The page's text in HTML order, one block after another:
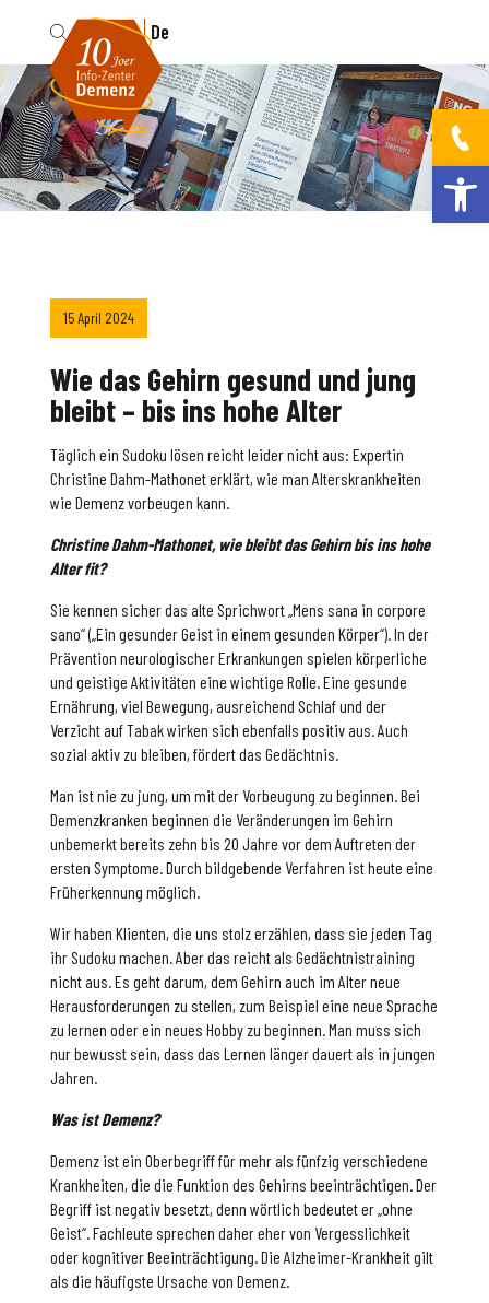
Fr De
15 April 2024
Wie das Gehirn gesund und jung
bleibt – bis ins hohe Alter
Täglich ein Sudoku lösen reicht leider nicht aus: Expertin
Christine Dahm-Mathonet erklärt, wie man Alterskrankheiten
wie Demenz vorbeugen kann.
Christine Dahm-Mathonet, wie bleibt das Gehirn bis ins hohe
Alter fit?
Sie kennen sicher das alte Sprichwort „Mens sana in corpore
sano“ („Ein gesunder Geist in einem gesunden Körper“). In der
Prävention neurologischer Erkrankungen spielen körperliche
und geistige Aktivitäten eine wichtige Rolle. Eine gesunde
Ernährung, viel Bewegung, ausreichend Schlaf und der
Verzicht auf Tabak wirken sich ebenfalls positiv aus. Auch
sozial aktiv zu bleiben, fördert das Gedächtnis.
Man ist nie zu jung, um mit der Vorbeugung zu beginnen. Bei
Demenzkranken beginnen die Veränderungen im Gehirn
unbemerkt bereits zehn bis 20 Jahre vor dem Auftreten der
ersten Symptome. Durch bildgebende Verfahren ist heute eine
Früherkennung möglich.
Wir haben Klienten, die uns stolz erzählen, dass sie jeden Tag
ihr Sudoku machen. Aber das reicht als Gedächtnistraining
nicht aus. Es geht darum, dem Gehirn auch im Alter neue
Herausforderungen zu stellen, zum Beispiel eine neue Sprache
zu lernen oder ein neues Hobby zu beginnen. Man muss sich
nur bewusst sein, dass das Lernen länger dauert als in jungen
Jahren.
Was ist Demenz?
Demenz ist ein Oberbegriff für mehr als fünfzig verschiedene
Krankheiten, die die Funktion des Gehirns beeinträchtigen. Der
Begriff ist negativ besetzt, denn wörtlich bedeutet er „ohne
Geist“. Fachleute sprechen daher eher von Vergesslichkeit
oder kognitiver Beeinträchtigung. Die Alzheimer-Krankheit gilt
als die häufigste Ursache von Demenz.